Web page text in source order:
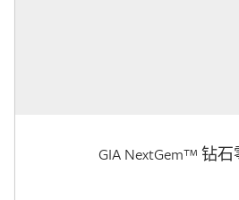
GIA NextGem™ 钻石